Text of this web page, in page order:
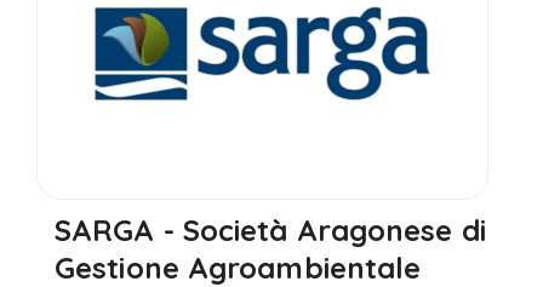
SARGA - Società Aragonese di
Gestione Agroambientale